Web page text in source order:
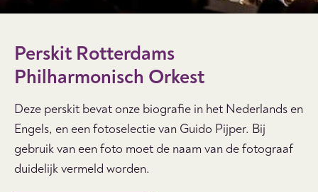
Perskit Rotterdams
Philharmonisch Orkest
Deze perskit bevat onze biografie in het Nederlands en
Engels, en een fotoselectie van Guido Pijper. Bij
gebruik van een foto moet de naam van de fotograaf
duidelijk vermeld worden.